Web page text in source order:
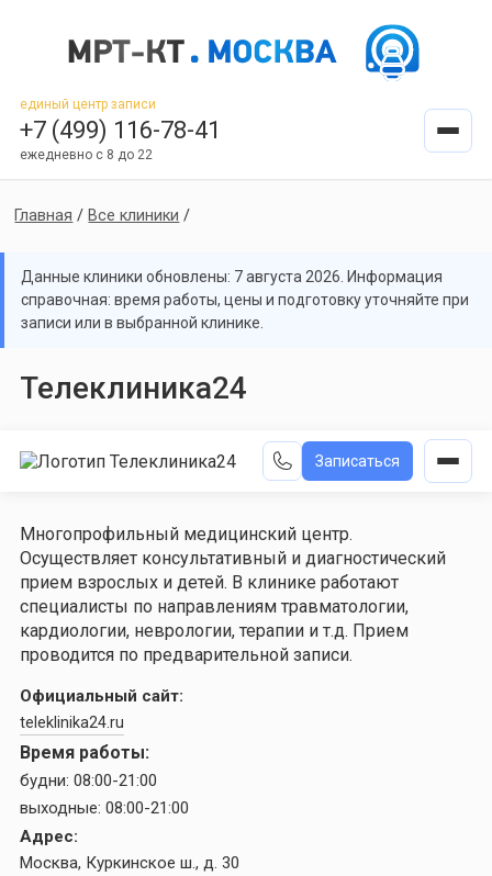
единый центр записи
+7 (499) 116-78-41
ежедневно с 8 до 22
Главная / Все клиники /
Данные клиники обновлены: 7 августа 2026. Информация
справочная: время работы, цены и подготовку уточняйте при
записи или в выбранной клинике.
Телеклиника24
Записаться
Многопрофильный медицинский центр.
Осуществляет консультативный и диагностический
прием взрослых и детей. В клинике работают
специалисты по направлениям травматологии,
кардиологии, неврологии, терапии и т.д. Прием
проводится по предварительной записи.
Официальный сайт:
teleklinika24.ru
Время работы:
будни: 08:00-21:00
выходные: 08:00-21:00
Адрес:
Москва, Куркинское ш., д. 30